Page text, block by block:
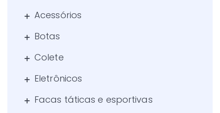
Acessórios
Botas
Colete
Eletrônicos
Facas táticas e esportivas